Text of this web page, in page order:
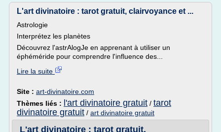
L'art divinatoire : tarot gratuit, clairvoyance et ...
Astrologie
Interprétez les planètes
Découvrez l'astrAlogJe en apprenant à utiliser un
éphéméride pour comprendre l'influence des...
Lire la suite
Site : art-divinatoire.com
Thèmes liés :
l'art divinatoire gratuit / tarot
divinatoire gratuit / art divinatoire gratuit
L'art divinatoire : tarot gratuit,